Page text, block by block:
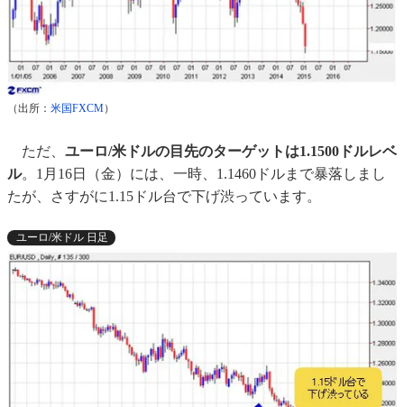
（出所： 米国FXCM）
ただ、 ユーロ/米ドルの目先のターゲットは1.1500ドルレベ
ル。1月16日（金）には、一時、1.1460ドルまで暴落しまし
たが、さすがに1.15ドル台で下げ渋っています。
ユーロ/米ドル 日足